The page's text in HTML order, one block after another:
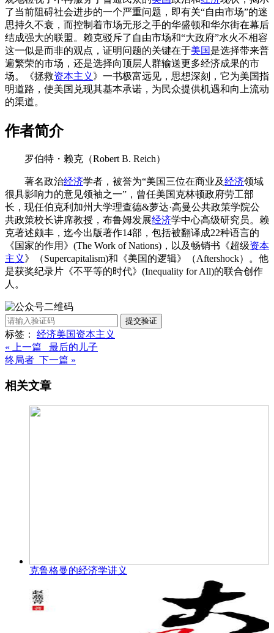
了当前阻碍社会进步的一个严重问题，即有关“自由市场”的迷
思持久不衰，而控制着市场无形之手的华盛顿和华尔街在幕后
结成强大的联盟。赖克驳斥了自由市场和“大政府”水火不相容
这一似是而非的观点，证明问题的关键在于美国是选择带来普
遍繁荣的市场，还是选择向顶层人群输送更多经济成果的市
场。《拯救资本主义 》一书极富远见，思想深刻，它为美国指
明道路，使美国兑现其基本承诺，为民众提供机遇和向上流动
的渠道。
作者简介
罗伯特・赖克（Robert B. Reich）
著名政治经济学者，被誉为“美国三位在商业及经济领域
很具影响力的意见领袖之一”，曾任美国克林顿政府劳工部
长，现任伯克利加州大学理查德&萝达·高曼公共政策学院公
共政策校长讲席教授，布鲁姆发展经济学中心高级研究员。赖
克著述颇丰，迄今出版著作14部，包括被翻译成22种语言的
《国家的作用》(The Work of Nations)，以及畅销书《超级资本
主义 》（Supercapitalism)和《美国的逻辑》（Aftershock）。他
是获奖纪录片《不平等的时代》(Inequality for All)的联合创作
人。
提交验证
标签： 经济美国资本主义
« 上一篇 最后的儿子
终局者 下一篇 »
相关文章
克鲁格曼的经济学讲义